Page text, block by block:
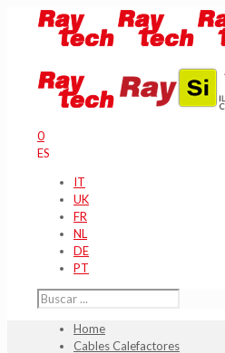
0
ES
IT
UK
FR
NL
DE
PT
Home
Cables Calefactores